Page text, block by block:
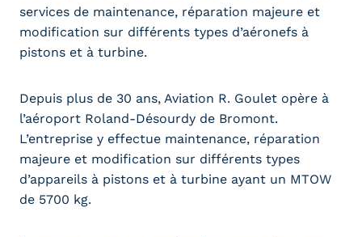
services de maintenance, réparation majeure et
modification sur différents types d’aéronefs à
pistons et à turbine.
Depuis plus de 30 ans, Aviation R. Goulet opère à
l’aéroport Roland-Désourdy de Bromont.
L’entreprise y effectue maintenance, réparation
majeure et modification sur différents types
d’appareils à pistons et à turbine ayant un MTOW
de 5700 kg.